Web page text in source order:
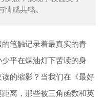
感共鸣。
笔触记录着最真实的青
平在煤油灯下苦读的身
的缩影？当我们在《最好
离，那些被三角函数和英